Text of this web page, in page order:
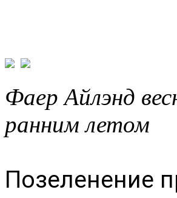
Фаер
ранним летом
Позеленение